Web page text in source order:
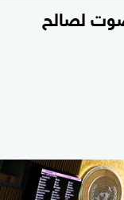
لصالح